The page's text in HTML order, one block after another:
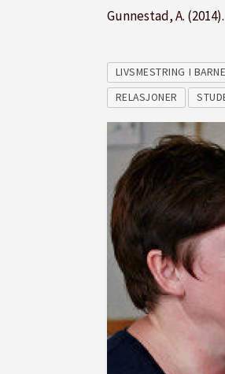
Gunnestad, A.
LIVSMESTRING I
RELASJONER